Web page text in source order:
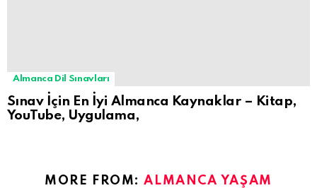
Almanca Dil Sınavları
Sınav İçin En İyi Almanca Kaynaklar – Kitap,
YouTube, Uygulama,
MORE FROM:ALMANCA YAŞAM